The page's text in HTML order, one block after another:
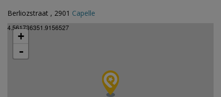
Berliozstraat , 2901 Capelle
4.561736351.9156527
+
-